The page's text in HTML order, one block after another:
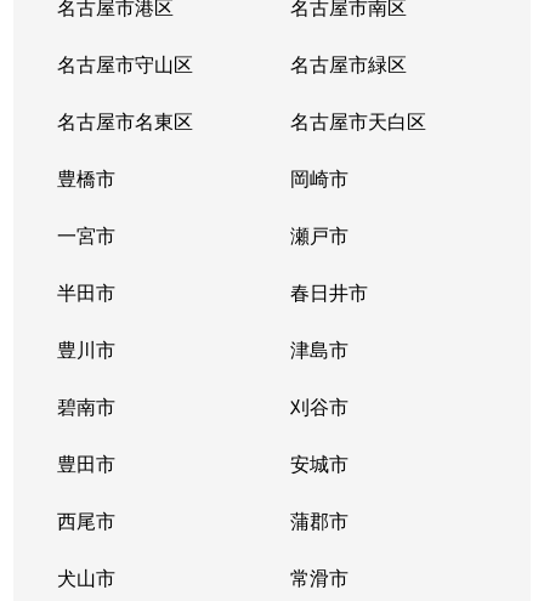
名古屋市港区 名古屋市南区
名古屋市守山区 名古屋市緑区
名古屋市名東区 名古屋市天白区
豊橋市 岡崎市
一宮市 瀬戸市
半田市 春日井市
豊川市 津島市
碧南市 刈谷市
豊田市 安城市
西尾市 蒲郡市
犬山市 常滑市